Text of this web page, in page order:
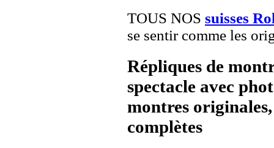
TOUS NOS suisses
se sentir comme les
Répliques de
spectacle avec
montres
complètes